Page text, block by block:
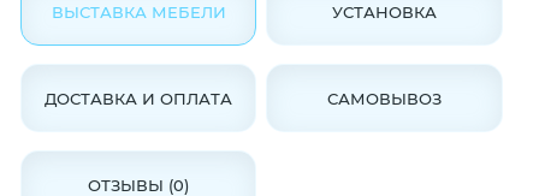
ВЫСТАВКА МЕБЕЛИ УСТАНОВКА
ДОСТАВКА И ОПЛАТА САМОВЫВОЗ
ОТЗЫВЫ (0)